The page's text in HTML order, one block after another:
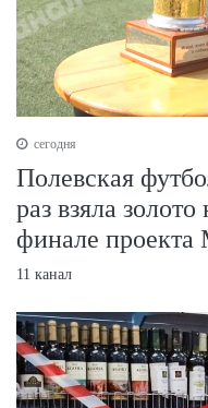
сегодня
Полевская
раз взяла
финале проекта
11 канал